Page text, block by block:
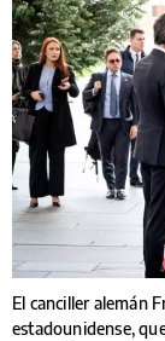
El canciller alemán
estadounidense,